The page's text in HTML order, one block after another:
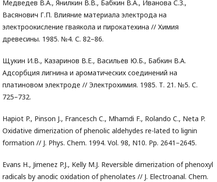
Медведев В.А., Янилкин В.В., Бабкин В.А., Иванова С.З.,
Васянович Г.П. Влияние материала электрода на
электроокисление гваякола и пирокатехина // Химия
древесины. 1985. №4. С. 82–86.
Щукин И.В., Казаринов В.Е., Васильев Ю.Б., Бабкин В.А.
Адсорбция лигнина и ароматических соединений на
платиновом электроде // Электрохимия. 1985. Т. 21. №5. C.
725–732.
Hapiot P., Pinson J., Francesch C., Mhamdi F., Rolando C., Neta P.
Oxidative dimerization of phenolic aldehydes re-lated to lignin
formation // J. Phys. Chem. 1994. Vol. 98, N10. Pp. 2641–2645.
Evans H., Jimenez P.J., Kelly M.J. Reversible dimerization of phenoxyl
radicals by anodic oxidation of phenolates // J. Electroanal. Chem.